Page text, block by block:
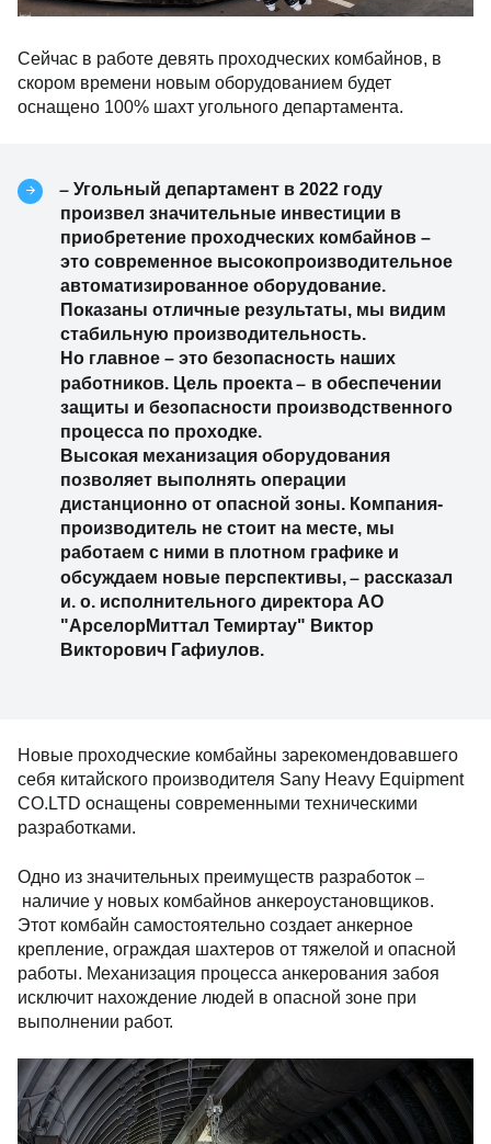
Сейчас в работе девять проходческих комбайнов, в
скором времени новым оборудованием будет
оснащено 100% шахт угольного департамента.
– Угольный департамент в 2022 году
произвел значительные инвестиции в
приобретение проходческих комбайнов –
это современное высокопроизводительное
автоматизированное оборудование.
Показаны отличные результаты, мы видим
стабильную производительность.
Но главное – это безопасность наших
работников. Цель проекта– в обеспечении
защиты и безопасности производственного
процесса по проходке.
Высокая механизация оборудования
позволяет выполнять операции
дистанционно от опасной зоны. Компания-
производитель не стоит на месте, мы
работаем с ними в плотном графике и
обсуждаем новые перспективы,– рассказал
и. о. исполнительного директора АО
"АрселорМиттал Темиртау" Виктор
Викторович Гафиулов.
Новые проходческие комбайны зарекомендовавшего
себя китайского производителя Sany Heavy Equipment
CO.LTD оснащены современными техническими
разработками.
Одно из значительных преимуществ разработок –
наличие у новых комбайнов анкероустановщиков.
Этот комбайн самостоятельно создает анкерное
крепление, ограждая шахтеров от тяжелой и опасной
работы. Механизация процесса анкерования забоя
исключит нахождение людей в опасной зоне при
выполнении работ.